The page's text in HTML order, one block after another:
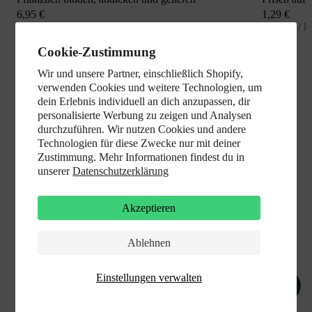
Cookie-Zustimmung
Wir und unsere Partner, einschließlich Shopify,
verwenden Cookies und weitere Technologien, um
dein Erlebnis individuell an dich anzupassen, dir
personalisierte Werbung zu zeigen und Analysen
durchzuführen. Wir nutzen Cookies und andere
Technologien für diese Zwecke nur mit deiner
Zustimmung. Mehr Informationen findest du in
unsererDatenschutzerklärung
Einstellungen verwalten
Akzeptieren
Ablehnen
Angebot
6,95 €
Angebot
1,29 €
12,90 € /